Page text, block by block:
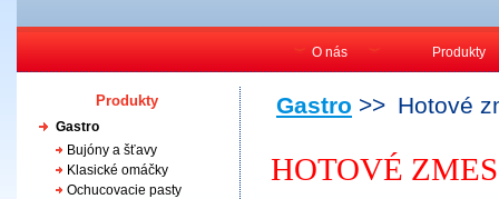
O nás Produkty
Produkty
Gastro
Bujóny a šťavy
Klasické omáčky
Ochucovacie pasty
Gastro >> Hotové
HOTOVÉ